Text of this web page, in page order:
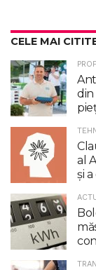
CELE MAI
din
al
şi